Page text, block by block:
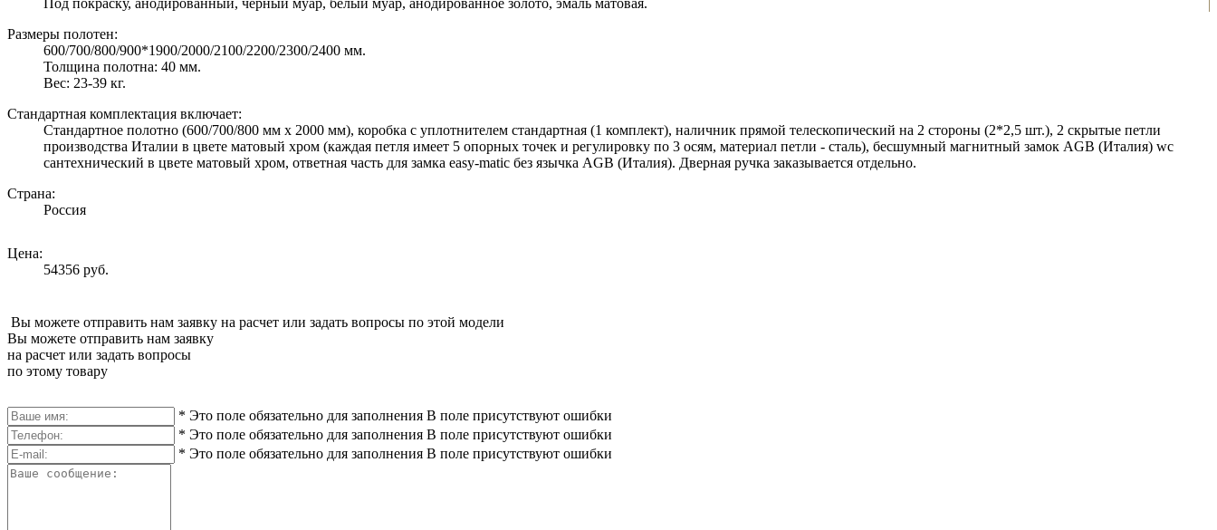
Размеры полотен:
600/700/800/900*1900/2000/2100/2200/2300/2400 мм.
Толщина полотна: 40 мм.
Вес: 23-39 кг.
Стандартная комплектация включает:
Стандартное полотно (600/700/800 мм х 2000 мм), коробка с уплотнителем стандартная (1 комплект), наличник прямой телескопический на 2 стороны (2*2,5 шт.), 2 скрытые петли
производства Италии в цвете матовый хром (каждая петля имеет 5 опорных точек и регулировку по 3 осям, материал петли - сталь), бесшумный магнитный замок AGB (Италия) wc
сантехнический в цвете матовый хром, ответная часть для замка easy-matic без язычка AGB (Италия). Дверная ручка заказывается отдельно.
Страна:
Россия
Цена:
54356 руб.
Вы можете отправить нам заявку на расчет или задать вопросы по этой модели
Вы можете отправить нам заявку
на расчет или задать вопросы
по этому товару
* Это поле обязательно для заполнения В поле присутствуют ошибки
* Это поле обязательно для заполнения В поле присутствуют ошибки
* Это поле обязательно для заполнения В поле присутствуют ошибки